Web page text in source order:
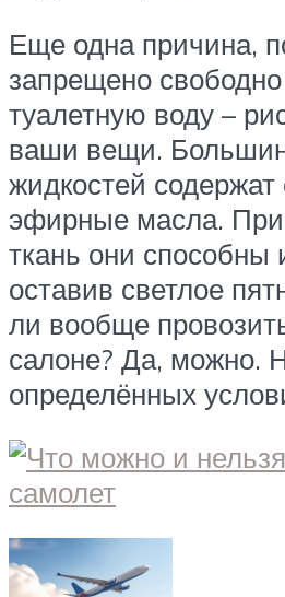
Еще одна причина,
запрещено
туалетную воду –
ваши вещи.
жидкостей содержат
эфирные масла.
ткань они способны
оставив светлое
ли вообще
салоне? Да, можно.
определённых